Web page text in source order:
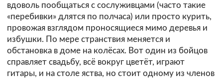
вдоволь пообщаться с сослуживцами (часто такие
«перебивки» длятся по полчаса) или просто курить,
провожая взглядом проносящиеся мимо деревья и
избушки. По мере странствия меняется и
обстановка в доме на колёсах. Вот один из бойцов
справляет свадьбу, всё вокруг цветёт, играют
гитары, и на столе яства, но стоит одному из членов